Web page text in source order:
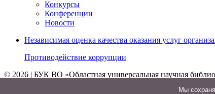
Конкурсы
Конференции
Новости
Независимая оценка качества оказания услуг
Противодействие коррупции
© 2026 | БУК ВО «Областная универсальная научная
Мы